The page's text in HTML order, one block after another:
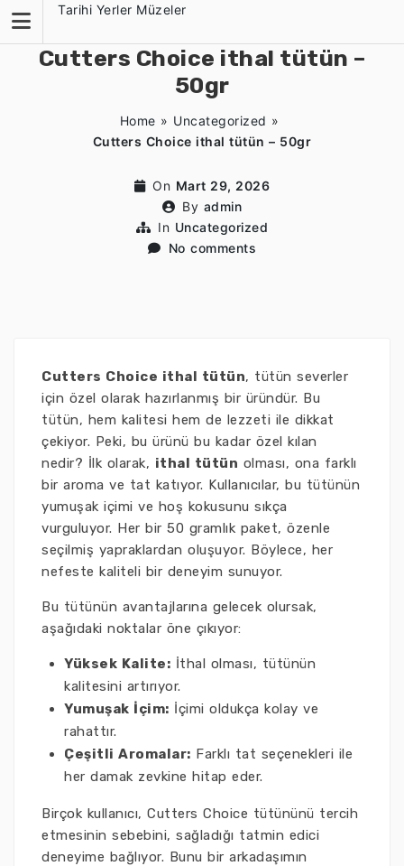
content
Tarihi Yerler Müzeler
Cutters Choice ithal tütün –
50gr
Home » Uncategorized »
Cutters Choice ithal tütün – 50gr
On Mart 29, 2026
By admin
In Uncategorized
No comments
Cutters Choice ithal tütün, tütün severler
için özel olarak hazırlanmış bir üründür. Bu
tütün, hem kalitesi hem de lezzeti ile dikkat
çekiyor. Peki, bu ürünü bu kadar özel kılan
nedir? İlk olarak, ithal tütün olması, ona farklı
bir aroma ve tat katıyor. Kullanıcılar, bu tütünün
yumuşak içimi ve hoş kokusunu sıkça
vurguluyor. Her bir 50 gramlık paket, özenle
seçilmiş yapraklardan oluşuyor. Böylece, her
nefeste kaliteli bir deneyim sunuyor.
Bu tütünün avantajlarına gelecek olursak,
aşağıdaki noktalar öne çıkıyor:
Yüksek Kalite: İthal olması, tütünün
kalitesini artırıyor.
Yumuşak İçim: İçimi oldukça kolay ve
rahattır.
Çeşitli Aromalar: Farklı tat seçenekleri ile
her damak zevkine hitap eder.
Birçok kullanıcı, Cutters Choice tütününü tercih
etmesinin sebebini, sağladığı tatmin edici
deneyime bağlıyor. Bunu bir arkadaşımın